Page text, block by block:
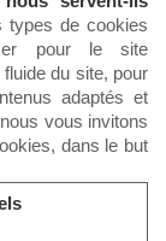
types de cookies
pour le site
du site, pour
adaptés et
vous invitons
dans le but